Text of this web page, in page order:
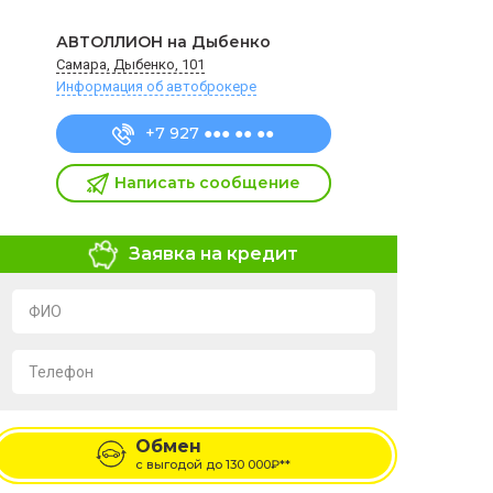
АВТОЛЛИОН на Дыбенко
Самара, Дыбенко, 101
Информация об автоброкере
+7 927 ●●● ●● ●●
Написать сообщение
Заявка на кредит
ФИО
Телефон
хранение персональных данных в соответствии с
условиямиПолитики обработки персональных
Обмен
с выгодой до130 000₽**